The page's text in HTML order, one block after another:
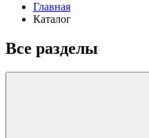
Главная
Каталог
Все разделы